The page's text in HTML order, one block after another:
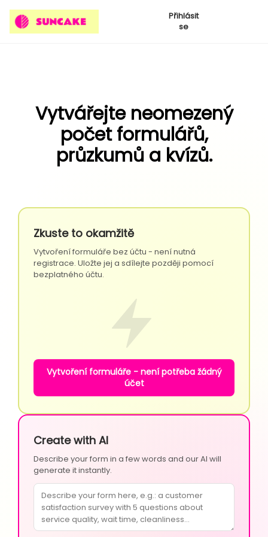
Přihlásit
se
Vytvářejte neomezený
počet formulářů,
průzkumů a kvízů.
Zkuste to okamžitě
Vytvoření formuláře bez účtu - není nutná
registrace. Uložte jej a sdílejte později pomocí
bezplatného účtu.
Vytvoření formuláře - není potřeba žádný
účet
Create with AI
Describe your form in a few words and our AI will
generate it instantly.